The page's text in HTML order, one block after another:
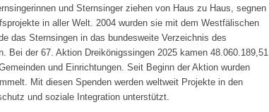
und Sternsinger ziehen von Haus zu Haus, segnen
in aller Welt. 2004 wurden sie mit dem Westfälischen
das Sternsingen in das bundesweite Verzeichnis des
Bei der 67. Aktion Dreikönigssingen 2025 kamen 48.060.189,51
und Einrichtungen. Seit Beginn der Aktion wurden
Mit diesen Spenden werden weltweit Projekte in den
und soziale Integration unterstützt.